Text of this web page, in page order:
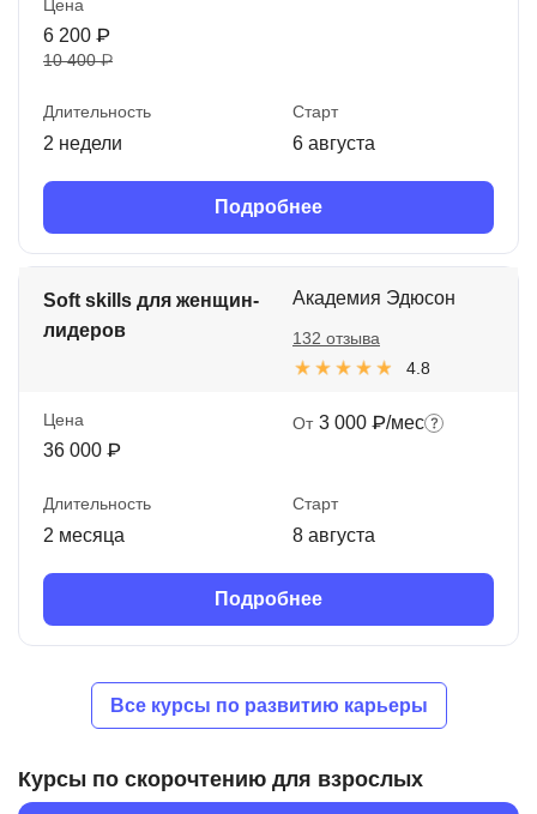
Цена
6 200 ₽
10 400 ₽
Длительность
2 недели
Старт
6 августа
Подробнее
Soft skills для женщин-
лидеров
Академия Эдюсон
4.8
132 отзыва
Цена
36 000 ₽
От 3 000 ₽/мес
Длительность
2 месяца
Старт
8 августа
Подробнее
Все курсы по развитию карьеры
Курсы по скорочтению для взрослых